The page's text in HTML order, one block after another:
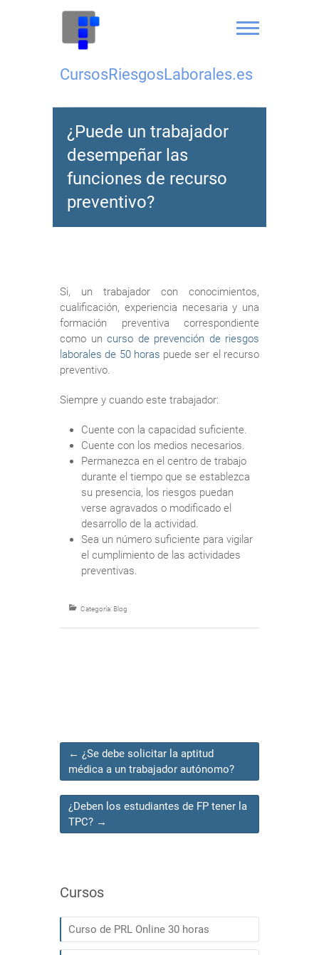
contenido
CursosRiesgosLaborales.es
¿Puede un trabajador
desempeñar las
funciones de recurso
preventivo?
Si, un trabajador con conocimientos,
cualificación, experiencia necesaria y una
formación preventiva correspondiente
como un curso de prevención de riesgos
laborales de 50 horas puede ser el recurso
preventivo.
Siempre y cuando este trabajador:
Cuente con la capacidad suficiente.
Cuente con los medios necesarios.
Permanezca en el centro de trabajo
durante el tiempo que se establezca
su presencia, los riesgos puedan
verse agravados o modificado el
desarrollo de la actividad.
Sea un número suficiente para vigilar
el cumplimiento de las actividades
preventivas.
Categoría: Blog
← ¿Se debe solicitar la aptitud
médica a un trabajador autónomo?
¿Deben los estudiantes de FP tener la
TPC? →
Cursos
Curso de PRL Online 30 horas